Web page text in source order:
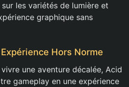
les variétés de lumière et
graphique sans
Hors Norme
une aventure décalée, Acid
gameplay en une expérience